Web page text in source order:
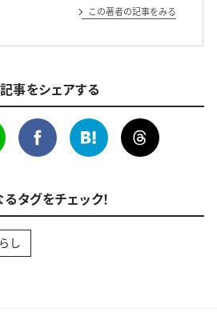
この著者の記事をみる
事をシェアする
タグをチェック！
し